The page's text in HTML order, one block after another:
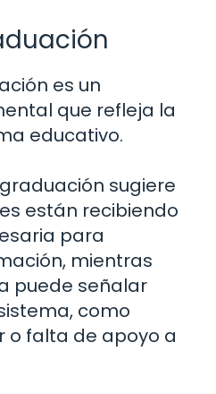
es un
que refleja la
educativo.
sugiere
están recibiendo
para
mientras
puede señalar
como
o falta de apoyo a